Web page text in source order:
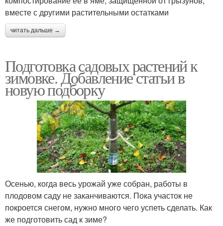
вместе с другими растительными остатками
читать дальше →
Подготовка садовых растений к
зимовке. Добавление статьи в
новую подборку
Осенью, когда весь урожай уже собран, работы в
плодовом саду не заканчиваются. Пока участок не
покроется снегом, нужно много чего успеть сделать. Как
же подготовить сад к зиме?